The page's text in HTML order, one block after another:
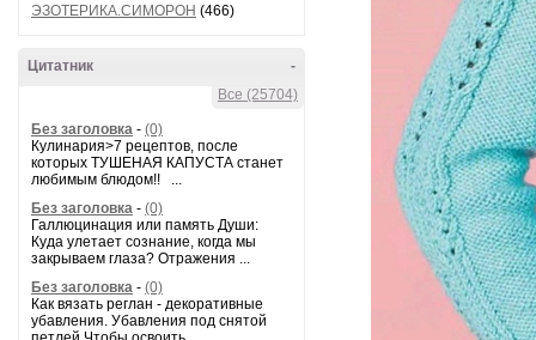
ЭЗОТЕРИКА.СИМОРОН (466)
-
Цитатник
Все (25704)
Без заголовка - (0)
Кулинария>7 рецептов, после
которых ТУШЕНАЯ КАПУСТА станет
любимым блюдом!! ...
Без заголовка - (0)
Галлюцинация или память Души:
Куда улетает сознание, когда мы
закрываем глаза? Отражения ...
Без заголовка - (0)
Как вязать реглан - декоративные
убавления. Убавления под снятой